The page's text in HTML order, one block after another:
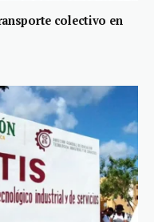
colectivo en